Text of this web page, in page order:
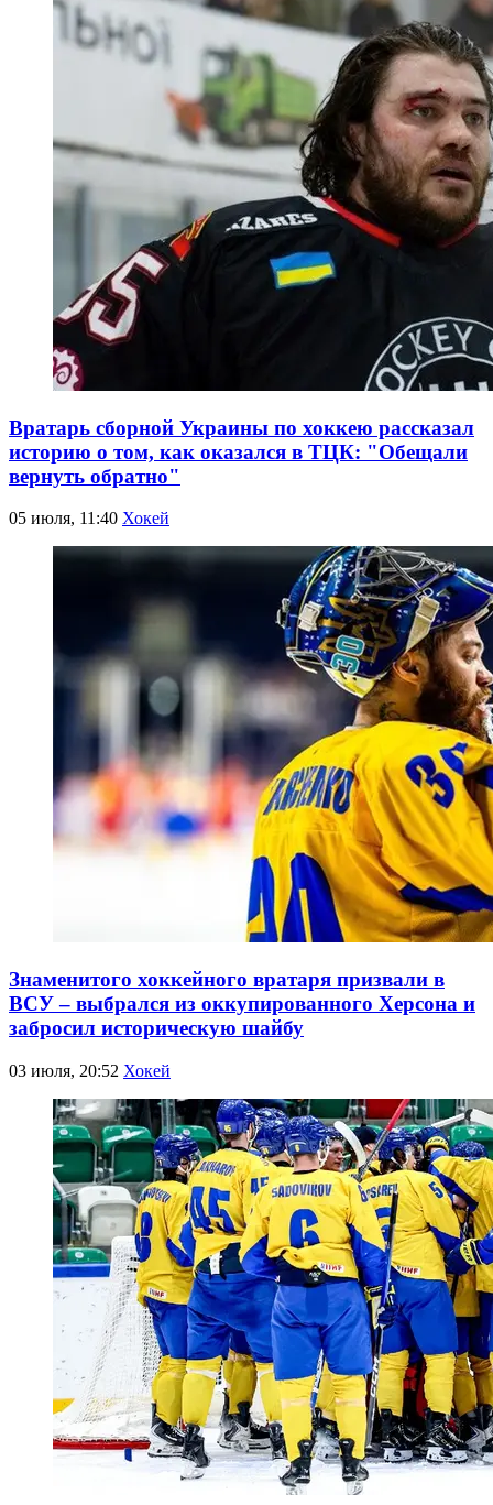
Вратарь сборной Украины по хоккею рассказал
историю о том, как оказался в ТЦК: "Обещали
вернуть обратно"
05 июля, 11:40 Хокей
Знаменитого хоккейного вратаря призвали в
ВСУ – выбрался из оккупированного Херсона и
забросил историческую шайбу
03 июля, 20:52 Хокей